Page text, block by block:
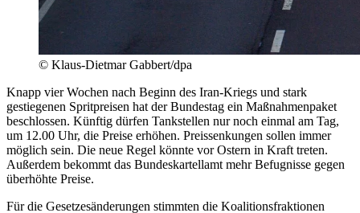
© Klaus-Dietmar Gabbert/dpa
Knapp vier Wochen nach Beginn des Iran-Kriegs und stark
gestiegenen Spritpreisen hat der Bundestag ein Maßnahmenpaket
beschlossen. Künftig dürfen Tankstellen nur noch einmal am Tag,
um 12.00 Uhr, die Preise erhöhen. Preissenkungen sollen immer
möglich sein. Die neue Regel könnte vor Ostern in Kraft treten.
Außerdem bekommt das Bundeskartellamt mehr Befugnisse gegen
überhöhte Preise.
Für die Gesetzesänderungen stimmten die Koalitionsfraktionen